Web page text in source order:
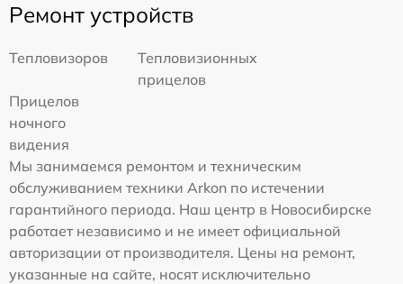
Ремонт устройств
Тепловизоров
Тепловизионных
прицелов
Прицелов
ночного
видения
Мы занимаемся ремонтом и техническим
обслуживанием техники Arkon по истечении
гарантийного периода. Наш центр в Новосибирске
работает независимо и не имеет официальной
авторизации от производителя. Цены на ремонт,
указанные на сайте, носят исключительно